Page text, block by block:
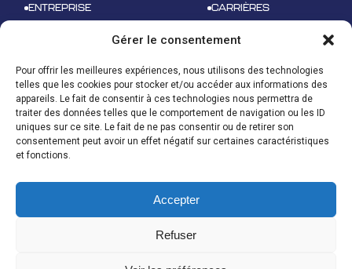
Gérer le consentement
Pour offrir les meilleures expériences, nous utilisons des technologies
telles que les cookies pour stocker et/ou accéder aux informations des
appareils. Le fait de consentir à ces technologies nous permettra de
traiter des données telles que le comportement de navigation ou les ID
uniques sur ce site. Le fait de ne pas consentir ou de retirer son
consentement peut avoir un effet négatif sur certaines caractéristiques
et fonctions.
Accepter
Refuser
ENTREPRISE CARRIÈRES
CONTACT
ADRESSE
B 612 – 3 rue tarfaya,
31400 Toulouse
CONTACT